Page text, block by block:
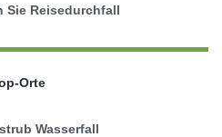
Sie Reisedurchfall
Orte
Wasserfall